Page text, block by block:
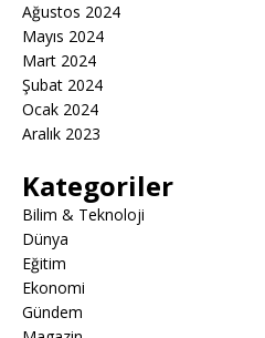
Ağustos 2024
Mayıs 2024
Mart 2024
Şubat 2024
Ocak 2024
Aralık 2023
Kategoriler
Bilim & Teknoloji
Dünya
Eğitim
Ekonomi
Gündem